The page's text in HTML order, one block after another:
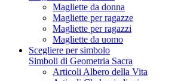
Magliette da donna
Magliette per ragazze
Magliette per ragazzi
Magliette da uomo
Scegliere per simbolo
Simboli di Geometria Sacra
Articoli Albero della Vita